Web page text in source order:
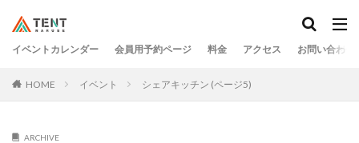
イベントカレンダー 会員用予約ページ 料金 アクセス お問い合わせ
HOME イベント シェアキッチン (ページ5)
ARCHIVE